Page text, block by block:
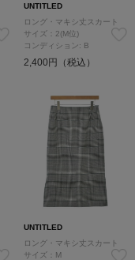
UNTITLED
ロング・マキシ丈スカート
サイズ：2(M位)
コンディション: B
2,400円（税込）
UNTITLED
ロング・マキシ丈スカート
サイズ：M